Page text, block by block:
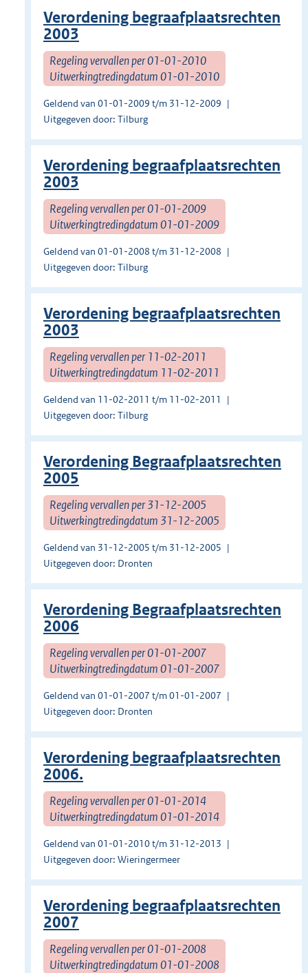
Verordening begraafplaatsrechten
2003
Regeling vervallen per 01-01-2010
Uitwerkingtredingdatum 01-01-2010
Geldend van 01-01-2009 t/m 31-12-2009
Uitgegeven door: Tilburg
Verordening begraafplaatsrechten
2003
Regeling vervallen per 01-01-2009
Uitwerkingtredingdatum 01-01-2009
Geldend van 01-01-2008 t/m 31-12-2008
Uitgegeven door: Tilburg
Verordening begraafplaatsrechten
2003
Regeling vervallen per 11-02-2011
Uitwerkingtredingdatum 11-02-2011
Geldend van 11-02-2011 t/m 11-02-2011
Uitgegeven door: Tilburg
Verordening Begraafplaatsrechten
2005
Regeling vervallen per 31-12-2005
Uitwerkingtredingdatum 31-12-2005
Geldend van 31-12-2005 t/m 31-12-2005
Uitgegeven door: Dronten
Verordening Begraafplaatsrechten
2006
Regeling vervallen per 01-01-2007
Uitwerkingtredingdatum 01-01-2007
Geldend van 01-01-2007 t/m 01-01-2007
Uitgegeven door: Dronten
Verordening begraafplaatsrechten
2006.
Regeling vervallen per 01-01-2014
Uitwerkingtredingdatum 01-01-2014
Geldend van 01-01-2010 t/m 31-12-2013
Uitgegeven door: Wieringermeer
Verordening begraafplaatsrechten
2007
Regeling vervallen per 01-01-2008
Uitwerkingtredingdatum 01-01-2008